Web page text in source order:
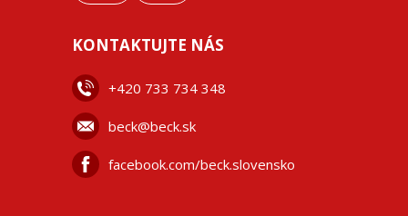
KONTAKTUJTE NÁS
+420 733 734 348
beck@beck.sk
facebook.com/beck.slovensko